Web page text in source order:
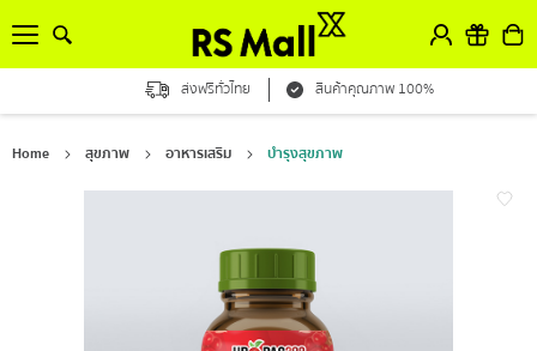
ส่งฟรีทั่วไทย สินค้าคุณภาพ 100%
Home สุขภาพ อาหารเสริม บำรุงสุขภาพ